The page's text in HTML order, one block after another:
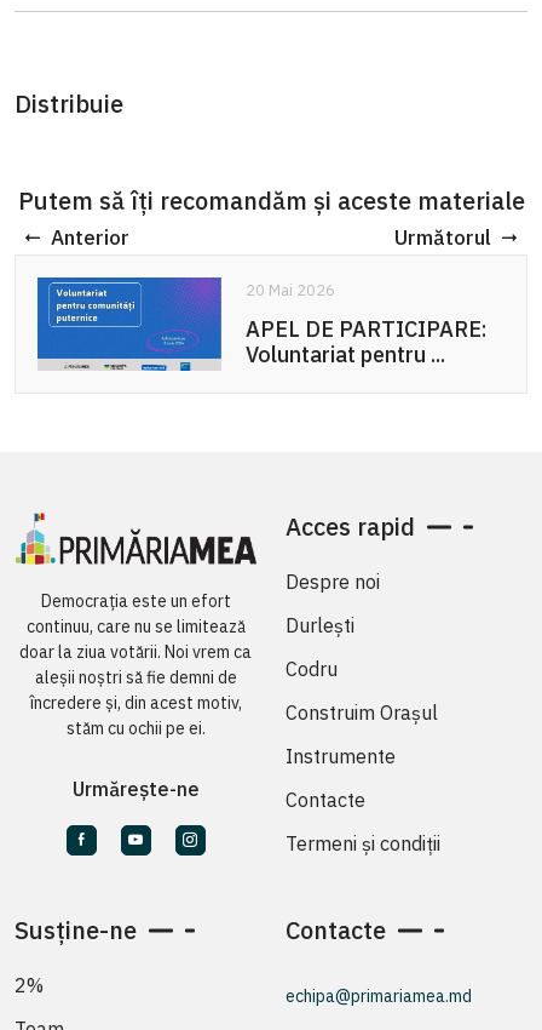
Distribuie
Putem să îți recomandăm și aceste materiale
Anterior Următorul
20 Mai 2026
APEL DE PARTICIPARE:
Voluntariat pentru ...
Democrația este un efort
continuu, care nu se limitează
doar la ziua votării. Noi vrem ca
aleșii noștri să fie demni de
încredere și, din acest motiv,
stăm cu ochii pe ei.
Urmărește-ne
Acces rapid
Despre noi
Durlești
Codru
Construim Orașul
Instrumente
Contacte
Termeni și condiții
Susține-ne
2%
Contacte
echipa@primariamea.md